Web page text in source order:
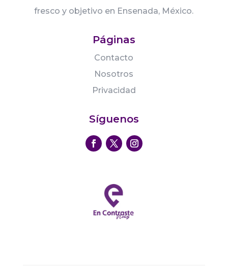
fresco y objetivo en Ensenada, México.
Páginas
Contacto
Nosotros
Privacidad
Síguenos